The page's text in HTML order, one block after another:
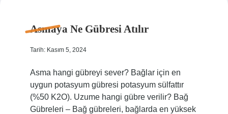
Asmaya Ne Gübresi Atılır
Tarih: Kasım 5, 2024
Asma hangi gübreyi sever? Bağlar için en
uygun potasyum gübresi potasyum sülfattır
(%50 K2O). Uzume hangi gübre verilir? Bağ
Gübreleri – Bağ gübreleri, bağlarda en yüksek